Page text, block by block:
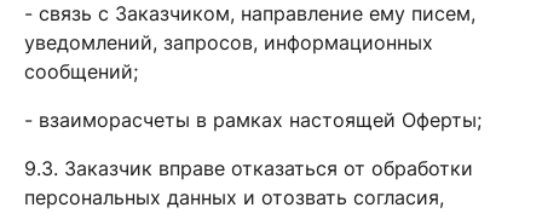
- связь с Заказчиком, направление ему писем,
уведомлений, запросов, информационных
сообщений;
- взаиморасчеты в рамках настоящей Оферты;
9.3. Заказчик вправе отказаться от обработки
персональных данных и отозвать согласия,